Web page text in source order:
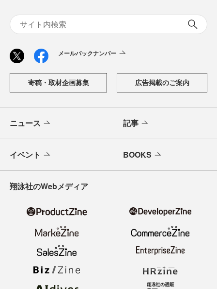
メールバックナンバー
寄稿・取材企画募集 広告掲載のご案内
ニュース 記事
イベント BOOKS
翔泳社のWebメディア